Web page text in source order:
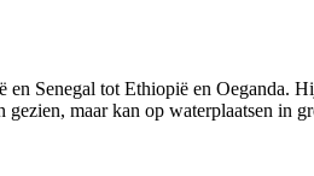
Senegal tot Ethiopië en Oeganda.
maar kan op waterplaatsen in